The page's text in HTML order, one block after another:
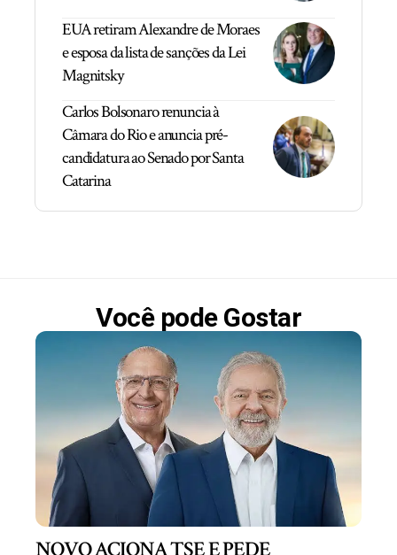
EUA retiram Alexandre de Moraes
e esposa da lista de sanções da Lei
Magnitsky
Carlos Bolsonaro renuncia à
Câmara do Rio e anuncia pré-
candidatura ao Senado por Santa
Catarina
Você pode Gostar
NOVO ACIONA TSE E PEDE